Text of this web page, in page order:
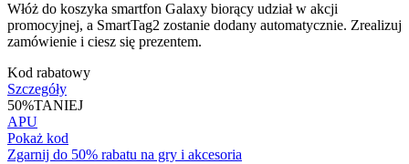
Włóż do koszyka smartfon Galaxy biorący udział w akcji
promocyjnej, a SmartTag2 zostanie dodany automatycznie. Zrealizuj
zamówienie i ciesz się prezentem.
Kod rabatowy
Szczegóły
50%TANIEJ
APU
Pokaż kod
Zgarnij do 50% rabatu na gry i akcesoria